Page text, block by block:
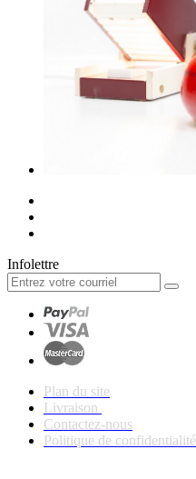
Infolettre
Plan du site
Livraison
Contactez-nous
Politique de confidentialité